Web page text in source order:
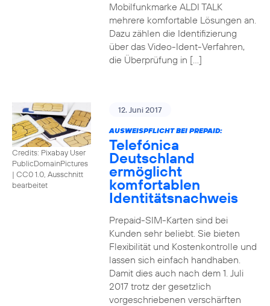
Mobilfunkmarke ALDI TALK
mehrere komfortable Lösungen an.
Dazu zählen die Identifizierung
über das Video-Ident-Verfahren,
die Überprüfung in […]
Credits: Pixabay User
PublicDomainPictures
| CC0 1.0, Ausschnitt
bearbeitet
12. Juni 2017
AUSWEISPFLICHT BEI PREPAID:
Telefónica
Deutschland
ermöglicht
komfortablen
Identitätsnachweis
Prepaid-SIM-Karten sind bei
Kunden sehr beliebt. Sie bieten
Flexibilität und Kostenkontrolle und
lassen sich einfach handhaben.
Damit dies auch nach dem 1. Juli
2017 trotz der gesetzlich
vorgeschriebenen verschärften